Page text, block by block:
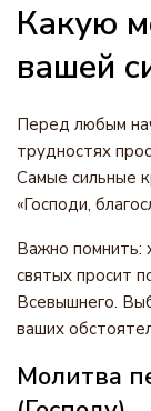
Какую
вашей
Перед любым
трудностях
Самые сильные
«Господи,
Важно помнить:
святых просит
Всевышнего.
ваших
Молитва